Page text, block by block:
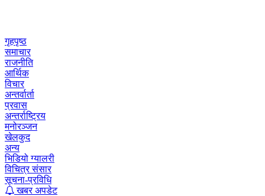
गृहपृष्ठ
समाचार
राजनीति
आर्थिक
विचार
अन्तर्वार्ता
प्रवास
अन्तर्राष्ट्रिय
मनोरञ्जन
खेलकुद
अन्य
भिडियो ग्यालरी
विचित्र संसार
सूचना-प्रविधि
खबर अपडेट